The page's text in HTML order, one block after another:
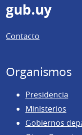
Pie
de
página
gub.uy
Contacto
Organismos
Presidencia
Ministerios
Gobiernos